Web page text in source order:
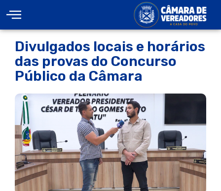
Divulgados locais e horários
das provas do Concurso
Público da Câmara